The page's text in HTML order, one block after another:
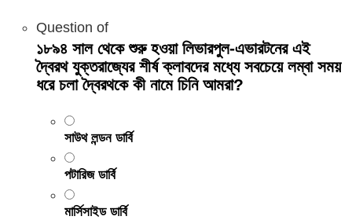
Question of
১৮৯৪ সাল থেকে শুরু হওয়া লিভারপুল-এভারটনের এই
দ্বৈরথ যুক্তরাজ্যের শীর্ষ ক্লাবদের মধ্যে সবচেয়ে লম্বা সময়
ধরে চলা দ্বৈরথকে কী নামে চিনি আমরা?
সাউথ লন্ডন ডার্বি
পটারিজ ডার্বি
মার্সিসাইড ডার্বি